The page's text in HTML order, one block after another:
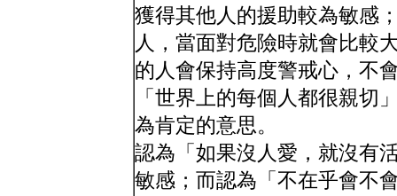
獲得其他人的援助較為敏感
人，當面對危險時就會比較
的人會保持高度警戒心，不
「世界上的每個人都很親切
為肯定的意思。
認為「如果沒人愛，就沒有
敏感；而認為「不在乎會不